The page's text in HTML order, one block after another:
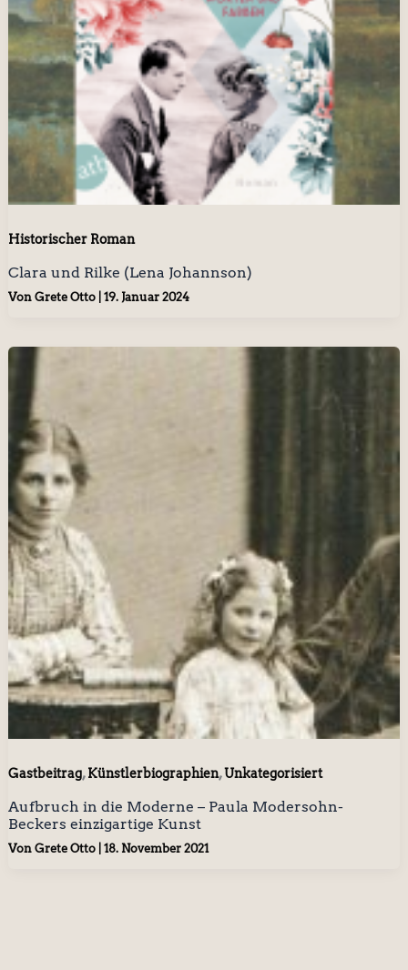
Historischer Roman
Clara und Rilke (Lena Johannson)
Von Grete Otto 19. Januar 2024
Gastbeitrag,Künstlerbiographien,Unkategorisiert
Aufbruch in die Moderne – Paula Modersohn-
Beckers einzigartige Kunst
Von Grete Otto 18. November 2021